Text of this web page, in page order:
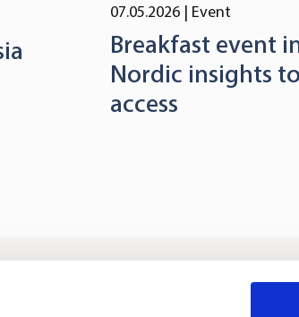
07.05.2026 | Event
Breakfast event
Nordic insights
access